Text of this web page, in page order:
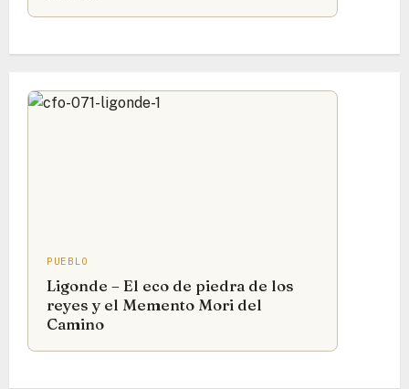
PUEBLO
Ligonde – El eco de piedra de los
reyes y el Memento Mori del
Camino